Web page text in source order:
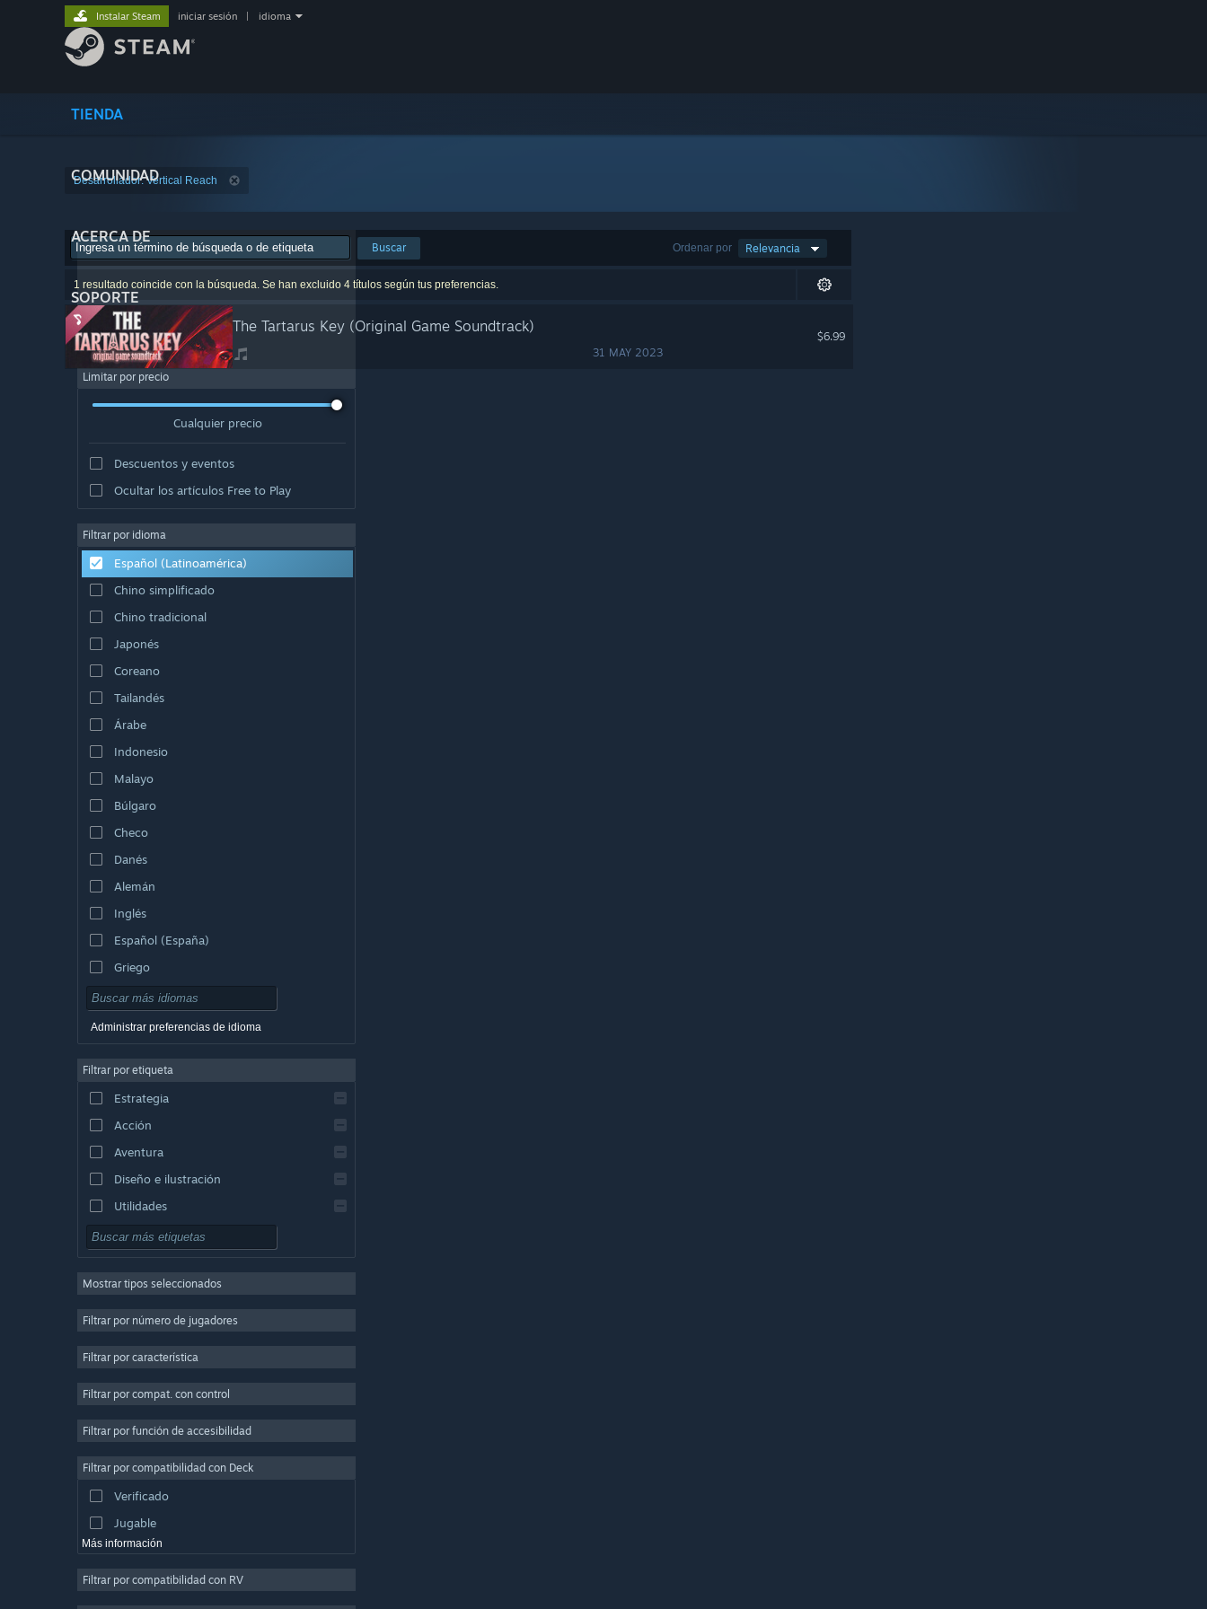
TIENDA
COMUNIDAD
ACERCA DE
SOPORTE
Instalar Steam iniciar sesión idioma
Desarrollador: Vertical Reach
Ordenar por Relevancia
Buscar
1 resultado coincide con la búsqueda. Se han excluido 4 títulos según tus preferencias.
The Tartarus Key (Original Game Soundtrack)
31 MAY 2023
$6.99
Limitar por precio
Cualquier precio
Descuentos y eventos
Ocultar los artículos Free to Play
Filtrar por idioma
Español (Latinoamérica)
Chino simplificado
Chino tradicional
Japonés
Coreano
Tailandés
Árabe
Indonesio
Malayo
Búlgaro
Checo
Danés
Alemán
Inglés
Español (España)
Griego
Administrar preferencias de idioma
Filtrar por etiqueta
Estrategia
Acción
Aventura
Diseño e ilustración
Utilidades
Free to Play
Multijugador masivo
Casuales
Simuladores
Producción de video
Edición fotográfica
Mostrar tipos seleccionados
Filtrar por número de jugadores
Filtrar por característica
Filtrar por compat. con control
Filtrar por función de accesibilidad
Filtrar por compatibilidad con Deck
Verificado
Jugable
Más información
Filtrar por compatibilidad con RV